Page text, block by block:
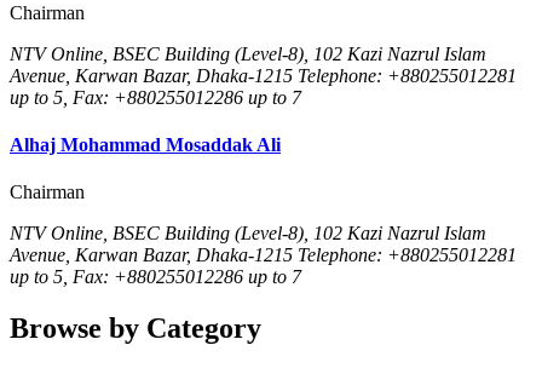
Chairman
NTV Online, BSEC Building (Level-8), 102 Kazi Nazrul Islam
Avenue, Karwan Bazar, Dhaka-1215 Telephone: +880255012281
up to 5, Fax: +880255012286 up to 7
Alhaj Mohammad Mosaddak Ali
Chairman
NTV Online, BSEC Building (Level-8), 102 Kazi Nazrul Islam
Avenue, Karwan Bazar, Dhaka-1215 Telephone: +880255012281
up to 5, Fax: +880255012286 up to 7
Browse by Category